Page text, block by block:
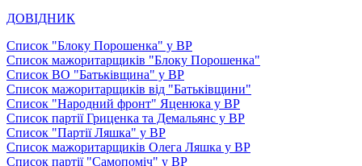
ДОВІДНИК
Список "Блоку Порошенка" у ВР
Список мажоритарщиків "Блоку Порошенка"
Список ВО "Батьківщина" у ВР
Список мажоритарщиків від "Батьківщини"
Список "Народний фронт" Яценюка у ВР
Список партії Гриценка та Демальянс у ВР
Список "Партії Ляшка" у ВР
Список мажоритарщиків Олега Ляшка у ВР
Список партії "Самопоміч" у ВР